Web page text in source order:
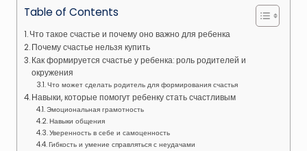
Table of Contents
Что такое счастье и почему оно важно для ребенка
Почему счастье нельзя купить
Как формируется счастье у ребенка: роль родителей и
окружения
Что может сделать родитель для формирования счастья
Навыки, которые помогут ребенку стать счастливым
Эмоциональная грамотность
Навыки общения
Уверенность в себе и самоценность
Гибкость и умение справляться с неудачами